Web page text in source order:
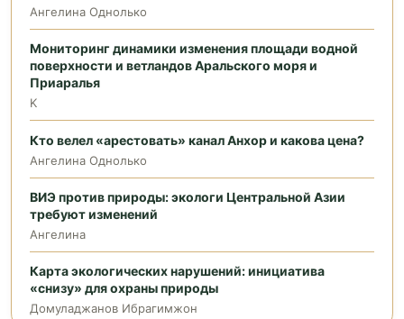
Ангелина Однолько
Мониторинг динамики изменения площади водной
поверхности и ветландов Аральского моря и
Приаралья
K
Кто велел «арестовать» канал Анхор и какова цена?
Ангелина Однолько
ВИЭ против природы: экологи Центральной Азии
требуют изменений
Ангелина
Карта экологических нарушений: инициатива
«снизу» для охраны природы
Домуладжанов Ибрагимжон